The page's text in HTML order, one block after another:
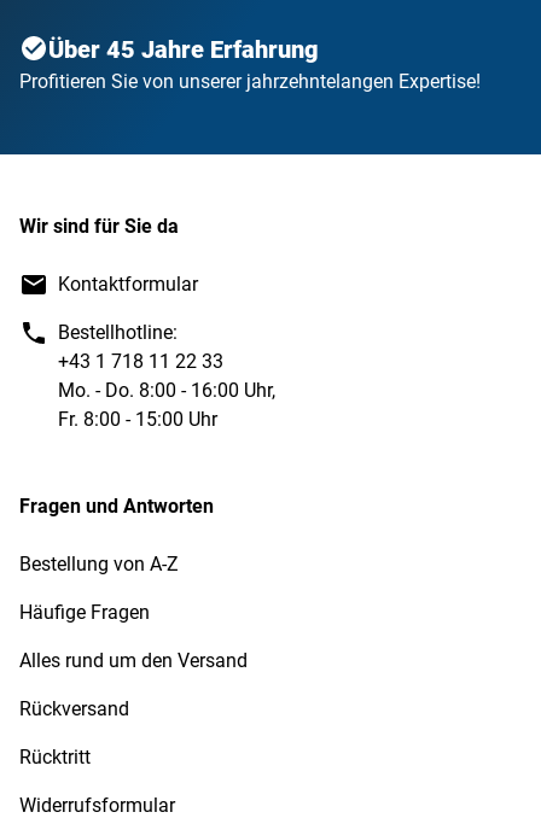
Über 45 Jahre Erfahrung
Profitieren Sie von unserer jahrzehntelangen Expertise!
Wir sind für Sie da
Kontaktformular
Bestellhotline:
+43 1 718 11 22 33
Mo. - Do. 8:00 - 16:00 Uhr,
Fr. 8:00 - 15:00 Uhr
Fragen und Antworten
Bestellung von A-Z
Häufige Fragen
Alles rund um den Versand
Rückversand
Rücktritt
Widerrufsformular